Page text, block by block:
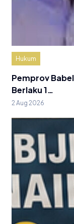
Hukum
Pemprov
Berlaku 1…
2 Aug 2026